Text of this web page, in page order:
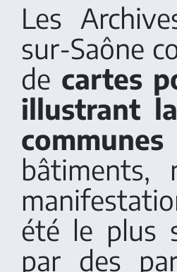
Les
sur-Saône
de cartes
illustrant
bâtiments,
été le plus
par des